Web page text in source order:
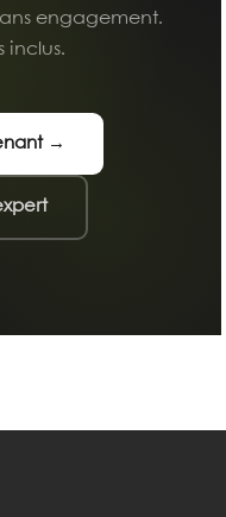
engagement.
inclus.
→